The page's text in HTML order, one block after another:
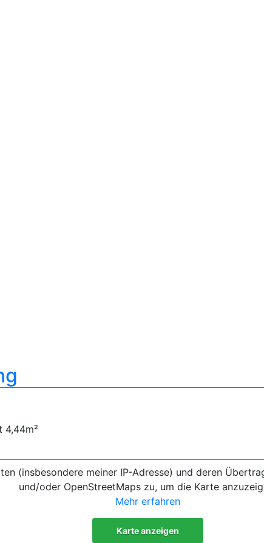
4,44m²
(insbesondere meiner IP-Adresse) und deren
und/oder OpenStreetMaps zu, um die Karte
Mehr erfahren
Karte anzeigen